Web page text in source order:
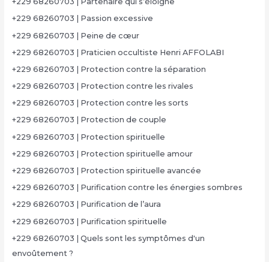
+229 68260703 | Passion excessive
+229 68260703 | Peine de cœur
+229 68260703 | Praticien occultiste Henri AFFOLABI
+229 68260703 | Protection contre la séparation
+229 68260703 | Protection contre les rivales
+229 68260703 | Protection contre les sorts
+229 68260703 | Protection de couple
+229 68260703 | Protection spirituelle
+229 68260703 | Protection spirituelle amour
+229 68260703 | Protection spirituelle avancée
+229 68260703 | Purification contre les énergies sombres
+229 68260703 | Purification de l’aura
+229 68260703 | Purification spirituelle
+229 68260703 | Quels sont les symptômes d'un
envoûtement ?